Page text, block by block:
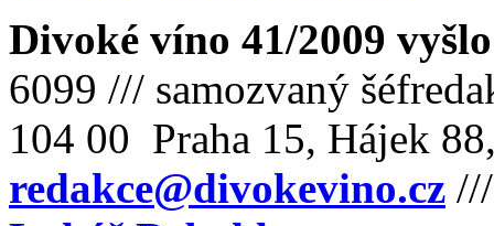
Divoké víno 41/2009
6099 /// samozvaný
104 00 Praha 15, Hájek
redakce@divokevino.cz